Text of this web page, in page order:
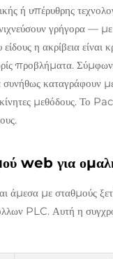
ή υπέρυθρης
γρήγορα — με
η ακρίβεια είναι
προβλήματα. Σύμφωνα
συνήθως καταγράφουν
μεθόδους. Το
web για
άμεσα με σταθμούς
PLC. Αυτή η